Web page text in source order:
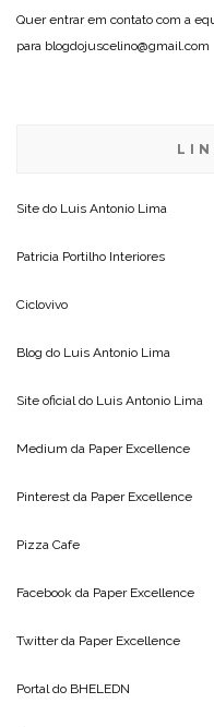
Quer entrar em contato com a
para blogdojuscelino@gmail.com
Site do Luis Antonio Lima
Patricia Portilho Interiores
Ciclovivo
Blog do Luis Antonio Lima
Site oficial do Luis Antonio Lima
Medium da Paper Excellence
Pinterest da Paper Excellence
Pizza Cafe
Facebook da Paper Excellence
Twitter da Paper Excellence
Portal do BHELEDN